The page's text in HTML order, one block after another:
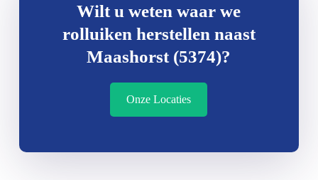
Wilt u weten waar we
rolluiken herstellen naast
Maashorst (5374)?
Onze Locaties